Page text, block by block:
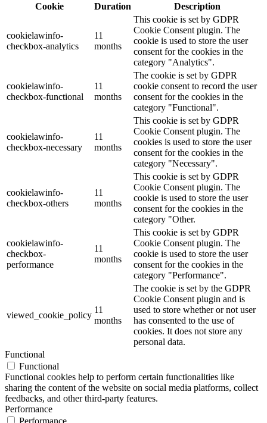
Cookie
Duration Description
cookielawinfo-
checkbox-analytics
11
months
This cookie is set by GDPR
Cookie Consent plugin. The
cookie is used to store the user
consent for the cookies in the
category "Analytics".
cookielawinfo-
checkbox-functional
11
months
The cookie is set by GDPR
cookie consent to record the user
consent for the cookies in the
category "Functional".
cookielawinfo-
checkbox-necessary
11
months
This cookie is set by GDPR
Cookie Consent plugin. The
cookies is used to store the user
consent for the cookies in the
category "Necessary".
cookielawinfo-
checkbox-others
11
months
This cookie is set by GDPR
Cookie Consent plugin. The
cookie is used to store the user
consent for the cookies in the
category "Other.
cookielawinfo-
checkbox-
performance
11
months
This cookie is set by GDPR
Cookie Consent plugin. The
cookie is used to store the user
consent for the cookies in the
category "Performance".
viewed_cookie_policy
11
months
The cookie is set by the GDPR
Cookie Consent plugin and is
used to store whether or not user
has consented to the use of
cookies. It does not store any
personal data.
Functional
Functional
Functional cookies help to perform certain functionalities like
sharing the content of the website on social media platforms, collect
feedbacks, and other third-party features.
Performance